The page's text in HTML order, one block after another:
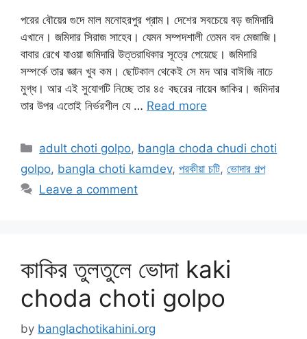
পরের বৌয়ের গুদে মাল মনোহরপুর গ্রাম। দেশের সবচেয়ে বড় জমিদারি
এখানে। জমিদার সিরাজ সাহেব। যেমন সম্পদশালী তেমন বদ মেজাজি।
বাবার রেখে যাওয়া জমিদারি উত্তরাধিকার সূত্রে পেয়েছে। জমিদারি
সম্পর্কে তার জ্ঞান খুব কম। ছোটকাল থেকেই সে মদ আর বাঈজি নাচে
মুগ্ধ। আর এই সুযোগটি নিচ্ছে তার ৪৫ বছরের নায়েব জাকির। জমিদার
তার উপর এতোই নির্ভরশীল যে … Read more
Categories
adult choti golpo, bangla choda chudi choti
golpo, bangla choti kamdev, পরকীয়া চটি, ভোদার গল্প
Leave a comment
কাকির তুলতুলে ভোদা kaki
choda choti golpo
by banglachotikahini.org